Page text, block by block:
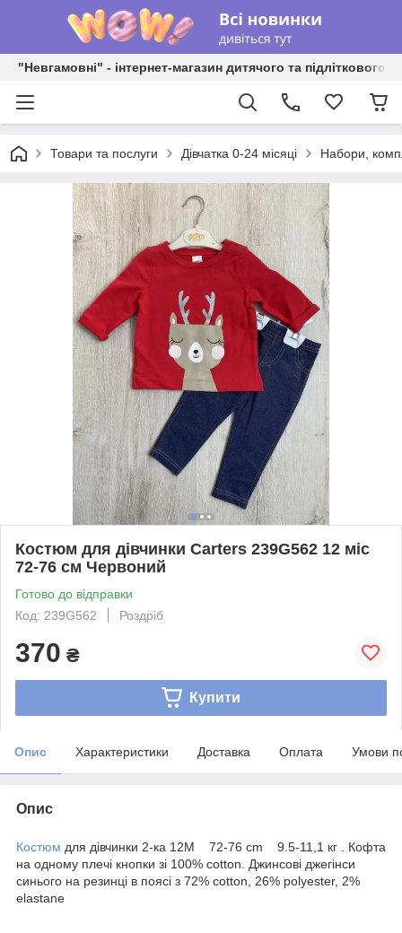
"Невгамовні" - інтернет-магазин дитячого та підліткового
Товари та послуги Дівчатка 0-24 місяці Набори,
Костюм для дівчинки Carters 239G562 12 міс
72-76 см Червоний
Готово до відправки
Код: 239G562
Роздріб
370 ₴
Купити
Опис Характеристики Доставка Оплата Умови
Опис
Костюм для дівчинки 2-ка 12M 72-76 cm 9.5-11,1 кг . Кофта
на одному плечі кнопки зі 100% cotton. Джинсові джегінси
синього на резинці в поясі з 72% cotton, 26% polyester, 2%
elastane